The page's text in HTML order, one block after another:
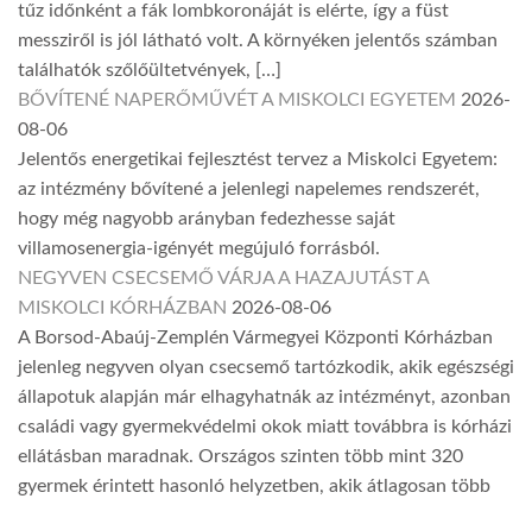
tűz időnként a fák lombkoronáját is elérte, így a füst
messziről is jól látható volt. A környéken jelentős számban
találhatók szőlőültetvények, […]
BŐVÍTENÉ NAPERŐMŰVÉT A MISKOLCI EGYETEM 2026-
08-06
Jelentős energetikai fejlesztést tervez a Miskolci Egyetem:
az intézmény bővítené a jelenlegi napelemes rendszerét,
hogy még nagyobb arányban fedezhesse saját
villamosenergia-igényét megújuló forrásból.
NEGYVEN CSECSEMŐ VÁRJA A HAZAJUTÁST A
MISKOLCI KÓRHÁZBAN 2026-08-06
A Borsod-Abaúj-Zemplén Vármegyei Központi Kórházban
jelenleg negyven olyan csecsemő tartózkodik, akik egészségi
állapotuk alapján már elhagyhatnák az intézményt, azonban
családi vagy gyermekvédelmi okok miatt továbbra is kórházi
ellátásban maradnak. Országos szinten több mint 320
gyermek érintett hasonló helyzetben, akik átlagosan több